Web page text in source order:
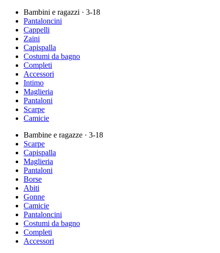
Bambini e ragazzi · 3-18
Pantaloncini
Cappelli
Zaini
Capispalla
Costumi da bagno
Completi
Accessori
Intimo
Maglieria
Pantaloni
Scarpe
Camicie
Bambine e ragazze · 3-18
Scarpe
Capispalla
Maglieria
Pantaloni
Borse
Abiti
Gonne
Camicie
Pantaloncini
Costumi da bagno
Completi
Accessori